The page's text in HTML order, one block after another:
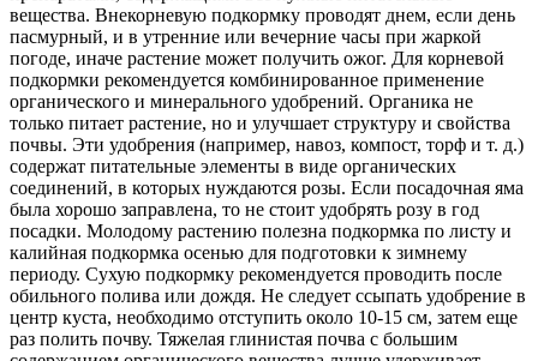
вещества. Внекорневую подкормку проводят днем, если день
пасмурный, и в утренние или вечерние часы при жаркой
погоде, иначе растение может получить ожог. Для корневой
подкормки рекомендуется комбинированное применение
органического и минерального удобрений. Органика не
только питает растение, но и улучшает структуру и свойства
почвы. Эти удобрения (например, навоз, компост, торф и т. д.)
содержат питательные элементы в виде органических
соединений, в которых нуждаются розы. Если посадочная яма
была хорошо заправлена, то не стоит удобрять розу в год
посадки. Молодому растению полезна подкормка по листу и
калийная подкормка осенью для подготовки к зимнему
периоду. Сухую подкормку рекомендуется проводить после
обильного полива или дождя. Не следует ссыпать удобрение в
центр куста, необходимо отступить около 10-15 см, затем еще
раз полить почву. Тяжелая глинистая почва с большим